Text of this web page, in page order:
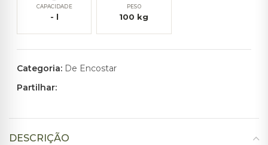
CAPACIDADE
- l
PESO
100 kg
Categoria: De Encostar
Partilhar:
DESCRIÇÃO